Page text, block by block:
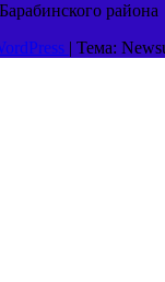
района
| Тема: